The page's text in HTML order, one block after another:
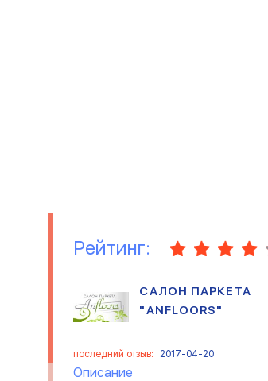
Рейтинг:
САЛОН ПАРКЕТА
"ANFLOORS"
последний отзыв: 2017-04-20
Описание